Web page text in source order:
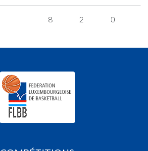
8 2 0